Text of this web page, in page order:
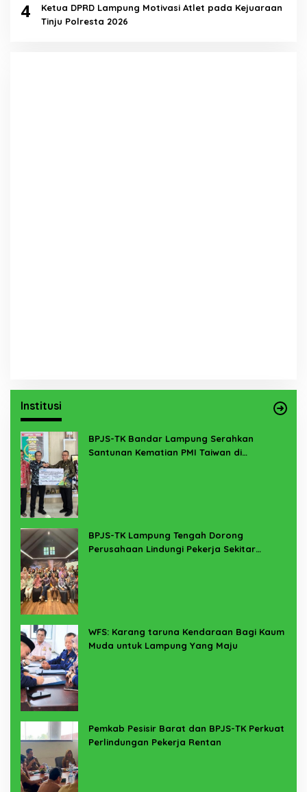
4
Ketua DPRD Lampung Motivasi Atlet pada Kejuaraan
Tinju Polresta 2026
Institusi
BPJS-TK Bandar Lampung Serahkan
Santunan Kematian PMI Taiwan di
BPJS-TK Lampung Tengah Dorong
Perusahaan Lindungi Pekerja Sekitar
WFS: Karang taruna Kendaraan Bagi Kaum
Muda untuk Lampung Yang Maju
Pemkab Pesisir Barat dan BPJS-TK Perkuat
Perlindungan Pekerja Rentan